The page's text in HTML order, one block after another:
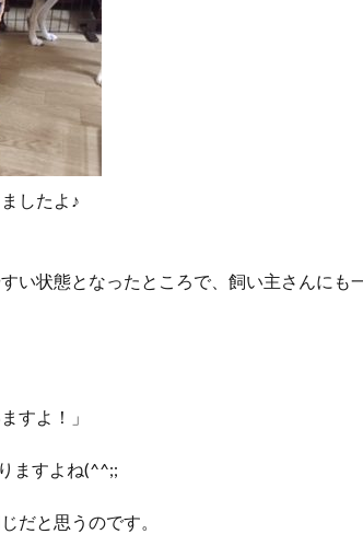
したよ♪
い状態となったところで、飼い主さんにも
すよ！」
ますよね(^^;;
だと思うのです。